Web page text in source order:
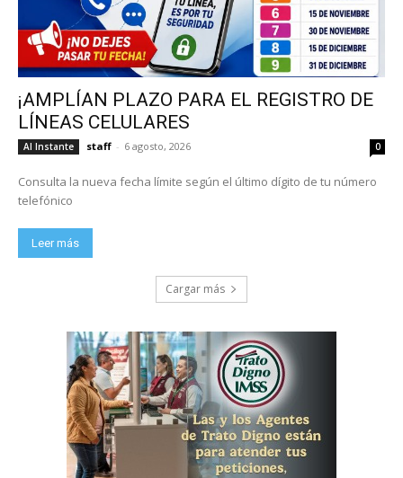
¡AMPLÍAN PLAZO PARA EL REGISTRO DE
LÍNEAS CELULARES
Al Instante staff - 6 agosto, 2026 0
Consulta la nueva fecha límite según el último dígito de tu número
telefónico
Leer más
Cargar más